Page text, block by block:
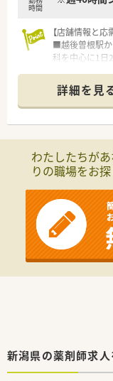
時間
【店舗情報と応
■越後曽根駅か
科を中心に1日
■門前の医療
が地域に根ざ
す。
■平日は18時に
【求人情報につ
■想定年収は
剤師としての
す。
■新潟県内の
給されるため
す。
■昇給は年に1
り、安定した
す。
【勤務実態につ
■残業代は1分
■年間休日は
も12月30日か
詳細を見
わたしたちが
りの職場をお探
新潟県の薬剤師求